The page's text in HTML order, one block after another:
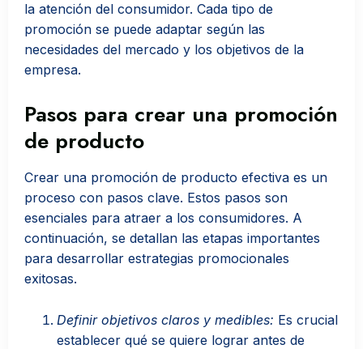
la atención del consumidor. Cada tipo de
promoción se puede adaptar según las
necesidades del mercado y los objetivos de la
empresa.
Pasos para crear una promoción
de producto
Crear una promoción de producto efectiva es un
proceso con pasos clave. Estos pasos son
esenciales para atraer a los consumidores. A
continuación, se detallan las etapas importantes
para desarrollar estrategias promocionales
exitosas.
Definir objetivos claros y medibles: Es crucial
establecer qué se quiere lograr antes de